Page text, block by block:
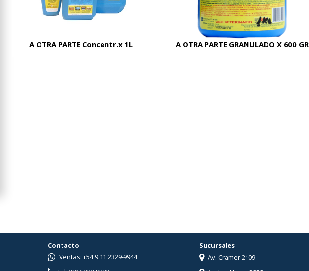
A OTRA PARTE Concentr.x 1L A OTRA PARTE GRANULADO X 600 GR
Contacto
Ventas: +54 9 11 2329-9944
Sucursales
Av. Cramer 2109